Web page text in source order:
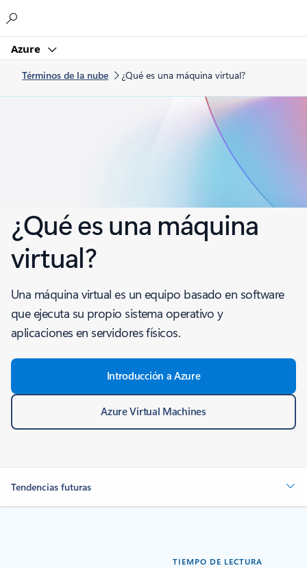
Azure
Términos de la nube ¿Qué es una máquina virtual?
¿Qué es una máquina
virtual?
Una máquina virtual es un equipo basado en software
que ejecuta su propio sistema operativo y
aplicaciones en servidores físicos.
Introducción a Azure
Azure Virtual Machines
Tendencias futuras
TIEMPO DE LECTURA